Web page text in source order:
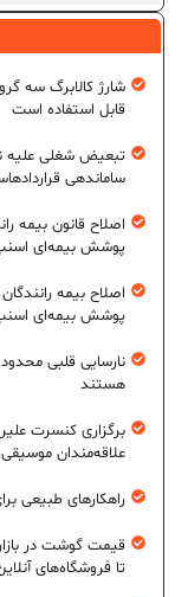
شارژ کالابرگ سه
قابل استفاده است
تبعیض شغلی علیه
ساماندهی
اصلاح قانون بیمه
پوشش بیمه‌ای
اصلاح بیمه
پوشش بیمه‌ای اسنپ
نارسایی قلبی
هستند
برگزاری کنسرت
علاقه‌مندان موسیقی
راهکارهای طبیعی
قیمت گوشت در
تا فروشگاه‌های